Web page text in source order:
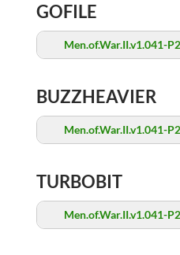
GOFILE
Men.of.War.II.v1.041-
BUZZHEAVIER
Men.of.War.II.v1.041-
TURBOBIT
Men.of.War.II.v1.041-